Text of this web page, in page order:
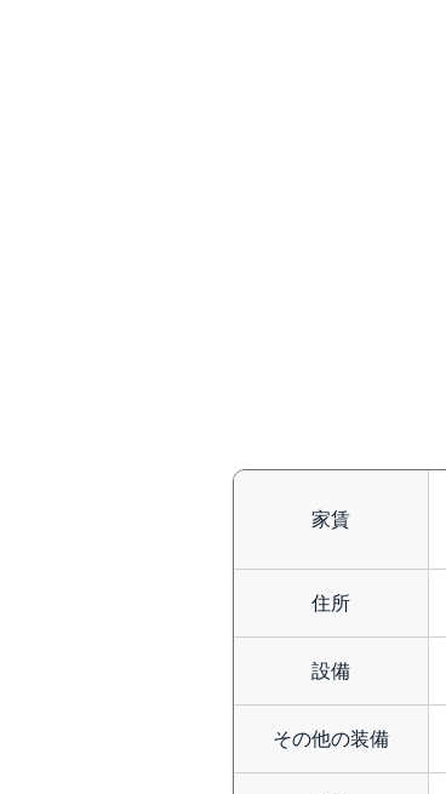
家賃
住所
設備
その他の装備